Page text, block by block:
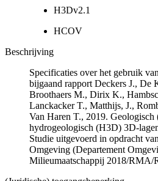
H3Dv2.1
HCOV
Beschrijving
Specificaties over het gebruik
bijgaand rapport Deckers J., De
Broothaers M., Dirix K.,
Lanckacker T., Matthijs, J.,
Van Haren T., 2019. Geologisch
hydrogeologisch (H3D) 3D-
Studie uitgevoerd in opdracht
Omgeving (Departement
Milieumaatschappij 2018/RMA/